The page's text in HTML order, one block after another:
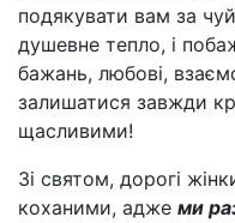
подякувати вам за
душевне тепло, і
бажань, любові,
залишатися завжди
щасливими!
Зі святом, дорогі
коханими, адже ми